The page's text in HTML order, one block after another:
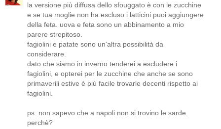
la versione più diffusa dello sfouggato è con le zucchine
e se tua moglie non ha escluso i latticini puoi aggiungere
della feta. uova e feta sono un abbinamento a mio
parere strepitoso.
fagiolini e patate sono un'altra possibilità da
considerare.
dato che siamo in inverno tenderei a escludere i
fagiolini, e opterei per le zucchine che anche se sono
primaverili estive è più facile trovarle decenti rispetto ai
fagiolini.
ps. non sapevo che a napoli non si trovino le sarde.
perchè?